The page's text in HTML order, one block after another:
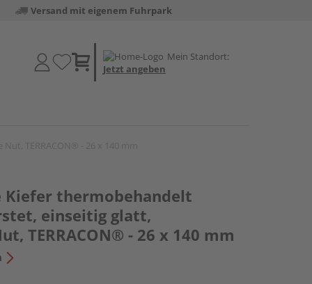
Versand mit eigenem Fuhrpark
Mein Standort:
Jetzt angeben
Kiefer thermobehandelt
einseitig glatt,
TERRACON® - 26 x 140 mm